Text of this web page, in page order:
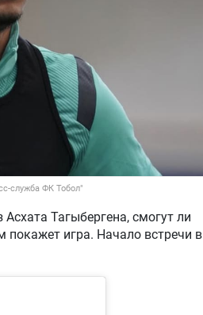
служба ФК Тобол"
Тагыбергена, смогут ли
игра. Начало встречи в